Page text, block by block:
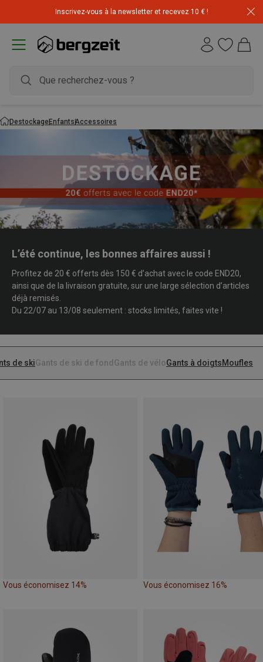
Inscrivez-vous à la newsletter et recevez 10 € !
Déstockage : 20 € offerts avec le code END20
DestockageEnfantsAccessoires
L’été continue, les bonnes affaires aussi !
Profitez de 20 € offerts dès 150 € d’achat avec le code END20,
ainsi que de la livraison gratuite, sur une large sélection d’articles
déjà remisés.
Du 22/07 au 13/08 seulement : stocks limités, faites vite !
de skiGants de ski de fondGants de véloGants à doigtsMoufles
Vous économisez 14% Vous économisez 16%